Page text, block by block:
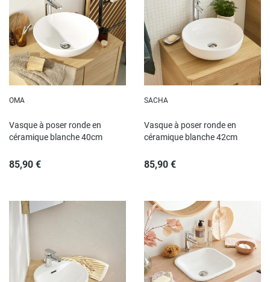
OMA
Vasque à poser ronde en
céramique blanche 40cm
85,90 €
SACHA
Vasque à poser ronde en
céramique blanche 42cm
85,90 €